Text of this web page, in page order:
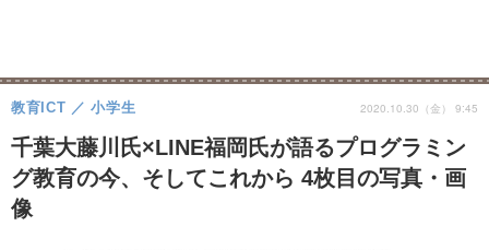
千葉大藤川氏×LINE福岡氏が語るプログラミン
グ教育の今、そしてこれから 4枚目の写真・画
像
教育ICT 小学生 2020.10.30（金） 9:45